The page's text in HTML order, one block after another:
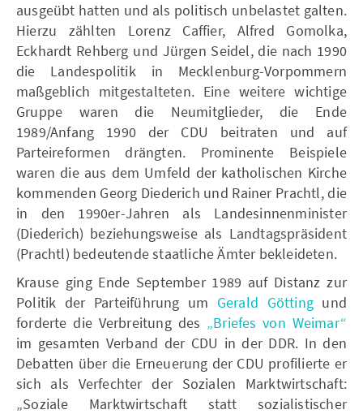
ausgeübt hatten und als politisch unbelastet galten.
Hierzu zählten Lorenz Caffier, Alfred Gomolka,
Eckhardt Rehberg und Jürgen Seidel, die nach 1990
die Landespolitik in Mecklenburg-Vorpommern
maßgeblich mitgestalteten. Eine weitere wichtige
Gruppe waren die Neumitglieder, die Ende
1989/Anfang 1990 der CDU beitraten und auf
Parteireformen drängten. Prominente Beispiele
waren die aus dem Umfeld der katholischen Kirche
kommenden Georg Diederich und Rainer Prachtl, die
in den 1990er-Jahren als Landesinnenminister
(Diederich) beziehungsweise als Landtagspräsident
(Prachtl) bedeutende staatliche Ämter bekleideten.
Krause ging Ende September 1989 auf Distanz zur
Politik der Parteiführung um Gerald Göttingund
forderte die Verbreitung des „Briefes von Weimar“
im gesamten Verband der CDU in der DDR. In den
Debatten über die Erneuerung der CDU profilierte er
sich als Verfechter der Sozialen Marktwirtschaft:
„Soziale Marktwirtschaft statt sozialistischer